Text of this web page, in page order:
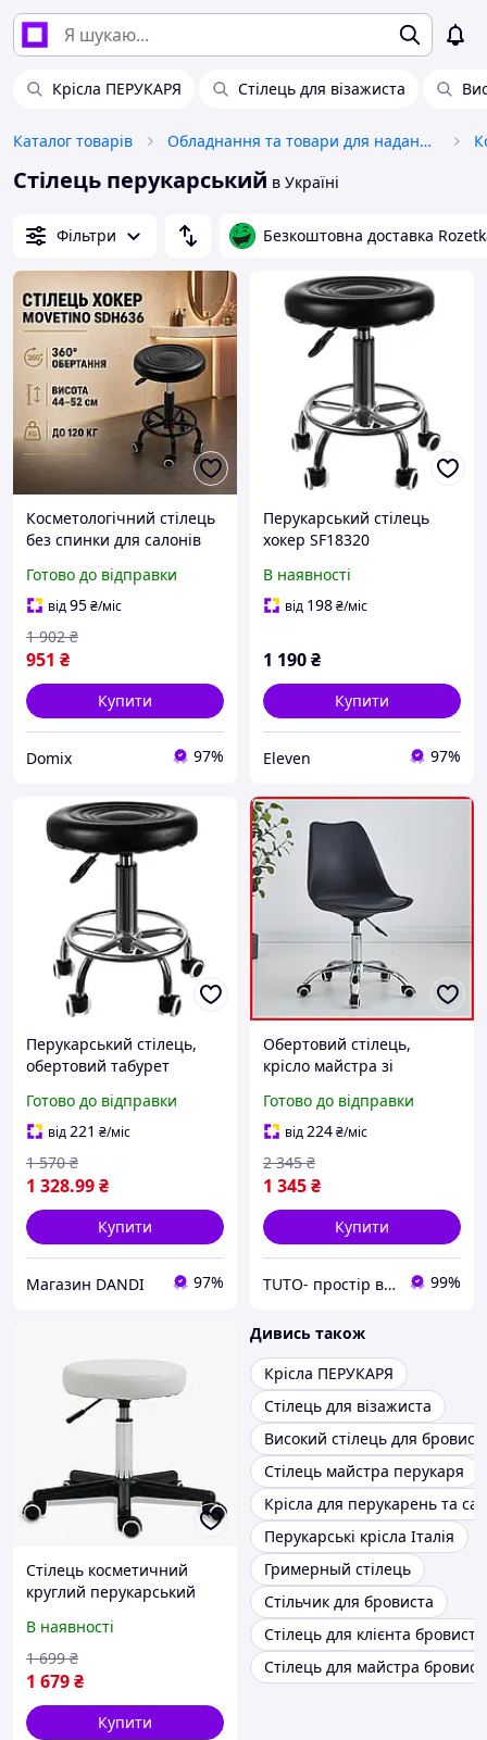
Крісла ПЕРУКАРЯ Стілець для візажиста
Каталог товарів Обладнання та товари для надання послуг
Стілець перукарський в Україні
Фільтри Безкоштовна доставка
Косметологічний стілець
без спинки для салонів
перукарський стілець
майстра, на колесах із
високою міцністю
Готово до відправки
від95₴/міс
951 ₴
1 902 ₴
Купити
Domix 97%
Перукарський стілець
хокер SF18320
В наявності
від 198₴/міс
1 190₴
Купити
Eleven 97%
Перукарський стілець,
обертовий табурет
екошкіра
Готово до відправки
від221 ₴/міс
1 328.99₴
1 570 ₴
Купити
Магазин DANDI 97%
Обертовий стілець,
крісло майстра зі
зручний перукарський
стільчик для салонів
краси
Готово до відправки
від224₴/міс
1 345₴
2 345 ₴
Купити
TUTO- простір вдалих покупок 99%
Стілець косметичний
круглий перукарський
(бублик), до 120 кг,
В наявності
1 679₴
1 699 ₴
Купити
Дивись також
Крісла ПЕРУКАРЯ
Стілець для візажиста
Високий стілець для
Стілець майстра перукаря
Крісла для перукарень та
Перукарські крісла Італія
Гримерный стілець
Стільчик для бровиста
Стілець для клієнта бровиста
Стілець для майстра